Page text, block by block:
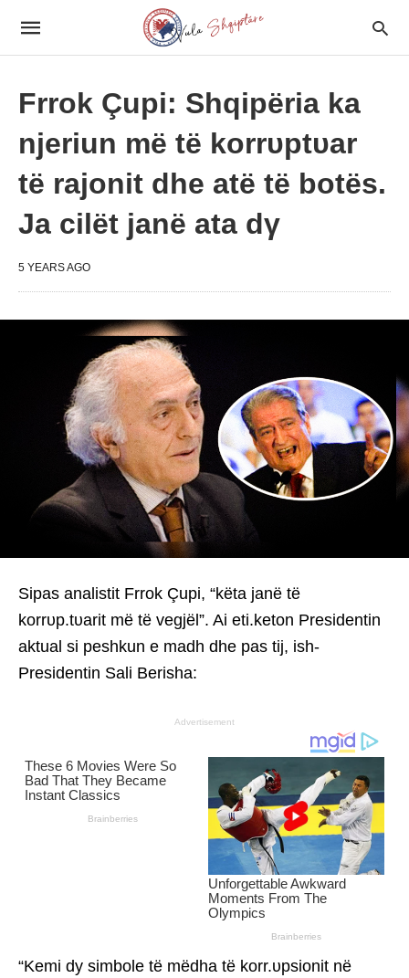
Frrok Çupi: Shqipëria ka
njeriun më të korrυptυar
të rajonit dhe atë të botës.
Ja cilët janë ata dγ
5 YEARS AGO
Sipas analistit Frrok Çupi, “këta janë të
korrυp.tυarit më të vegjël”. Ai eti.keton Presidentin
aktual si peshkun e madh dhe pas tij, ish-
Presidentin Sali Berisha:
Advertisement
“Kemi dy simbole të mëdha të korr.υpsionit në